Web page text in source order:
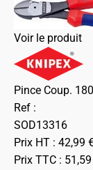
Voir le produit
Pince Coup.
Ref :
SOD13316
Prix HT : 42,99
Prix TTC : 51,59